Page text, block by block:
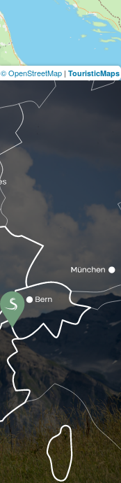
© OpenStreetMap | TouristicMaps